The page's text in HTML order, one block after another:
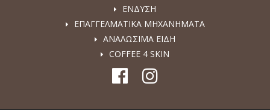
ΕΝΔΥΣΗ
ΕΠΑΓΓΕΛΜΑΤΙΚΑ ΜΗΧΑΝΗΜΑΤΑ
ΑΝΑΛΩΣΙΜΑ ΕΙΔΗ
COFFEE 4 SKIN